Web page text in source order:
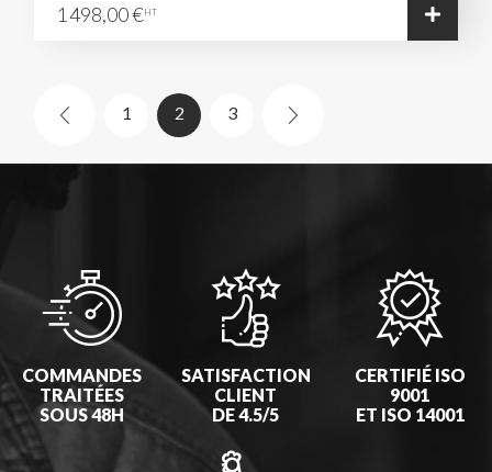
1 498,00 €HT
1 2(current)
3
COMMANDES
TRAITÉES
SOUS 48H
SATISFACTION
CLIENT
DE 4.5/5
CERTIFIÉ ISO
9001
ET ISO 14001